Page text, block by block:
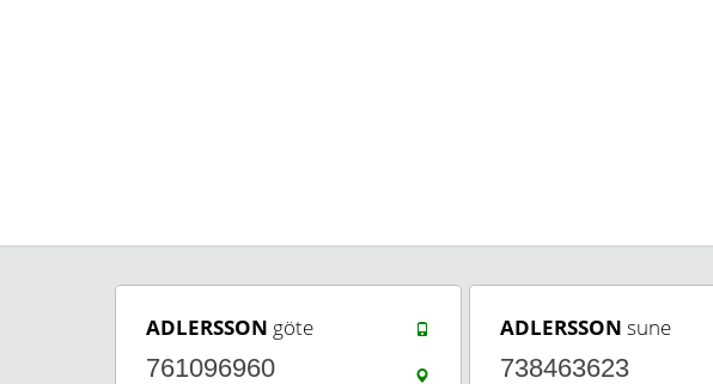
ADLERSSON göte
761096960
ADLERSSON sune
738463623